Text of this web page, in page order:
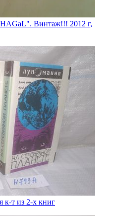
Винтаж!!! 2012 г,
т из 2-х книг